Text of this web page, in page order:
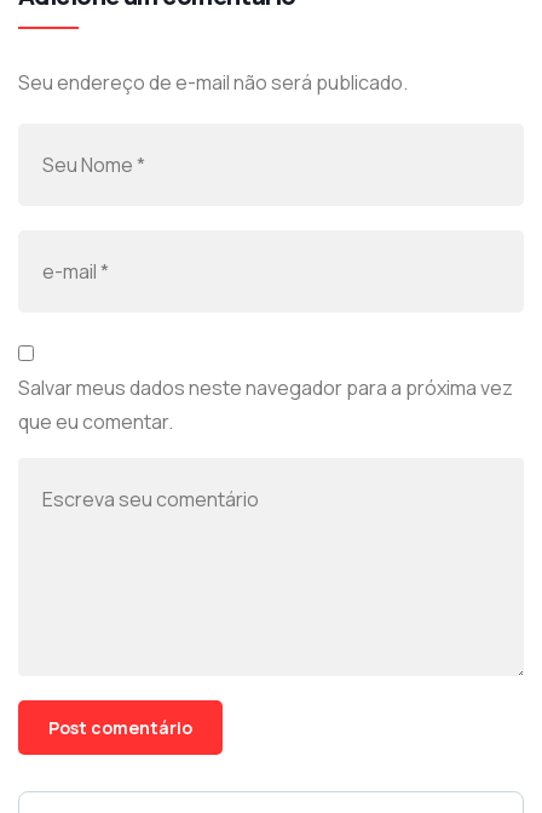
Seu endereço de e-mail não será publicado.
Salvar meus dados neste navegador para a próxima vez
que eu comentar.